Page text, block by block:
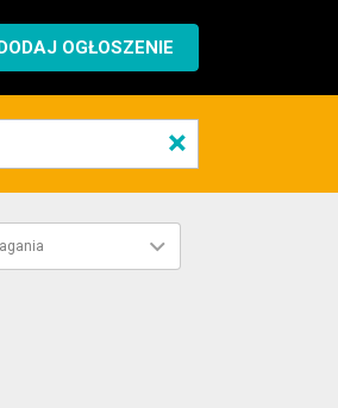
OGŁOSZENIE
×